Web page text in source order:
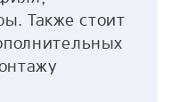
Также стоит